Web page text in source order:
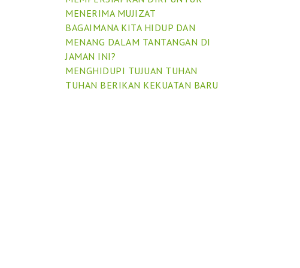
MENERIMA MUJIZAT
BAGAIMANA KITA HIDUP DAN
MENANG DALAM TANTANGAN DI
JAMAN INI?
MENGHIDUPI TUJUAN TUHAN
TUHAN BERIKAN KEKUATAN BARU